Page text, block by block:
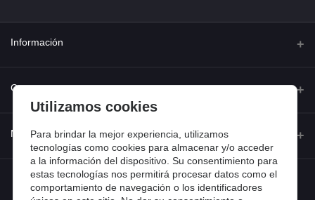
Información
Quienes somos
Contacta con nosotros
Dónde estamos
Preguntas frecuentes
Entradas de blog
Contacto
Dirección
Calle Ferraz 42, Madrid
Teléfono
918 13 81 81
Mi cuenta
Iniciar sesión
Utilizamos cookies
Para brindar la mejor experiencia, utilizamos
tecnologías como cookies para almacenar y/o acceder
a la información del dispositivo. Su consentimiento para
estas tecnologías nos permitirá procesar datos como el
comportamiento de navegación o los identificadores